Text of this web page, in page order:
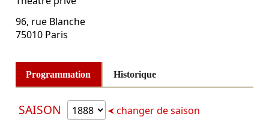
96, rue Blanche
75010 Paris
Programmation Historique
SAISON changer de saison